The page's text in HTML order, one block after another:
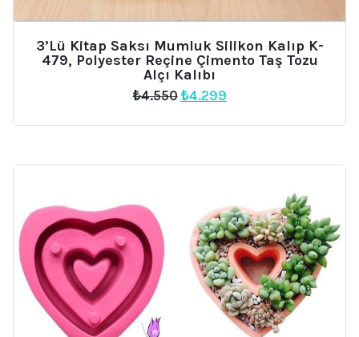
3’lü Kitap Saksı Mumluk Silikon Kalıp K-
479, Polyester Reçine Çimento Taş Tozu
Alçı Kalıbı
₺4.550 Orijinal
₺4.550.
₺4.299Şu
fiyat: